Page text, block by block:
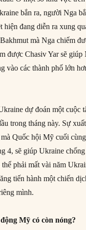
bắn ra, người Nga
hiện đang diễn ra xung
mà Nga chiếm
được Chasiv Yar sẽ giúp
vào các thành phố lớn
dự đoán một cuộc
trong tháng này. Sự
Quốc hội Mỹ cuối
4, sẽ giúp Ukraine
phải mất vài năm
tiến hành một chiến
mình.
Mỹ có còn nóng?